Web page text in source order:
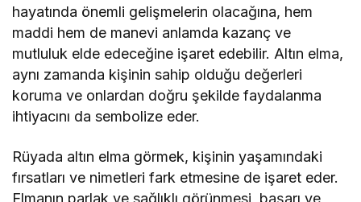
hayatında önemli gelişmelerin olacağına, hem
maddi hem de manevi anlamda kazanç ve
mutluluk elde edeceğine işaret edebilir. Altın elma,
aynı zamanda kişinin sahip olduğu değerleri
koruma ve onlardan doğru şekilde faydalanma
ihtiyacını da sembolize eder.
Rüyada altın elma görmek, kişinin yaşamındaki
fırsatları ve nimetleri fark etmesine de işaret eder.
Elmanın parlak ve sağlıklı görünmesi, başarı ve